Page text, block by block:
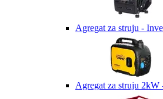
Agregat za struju -
Agregat za struju